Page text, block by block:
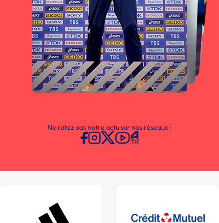
Ne ratez pas notre actu sur nos réseaux :